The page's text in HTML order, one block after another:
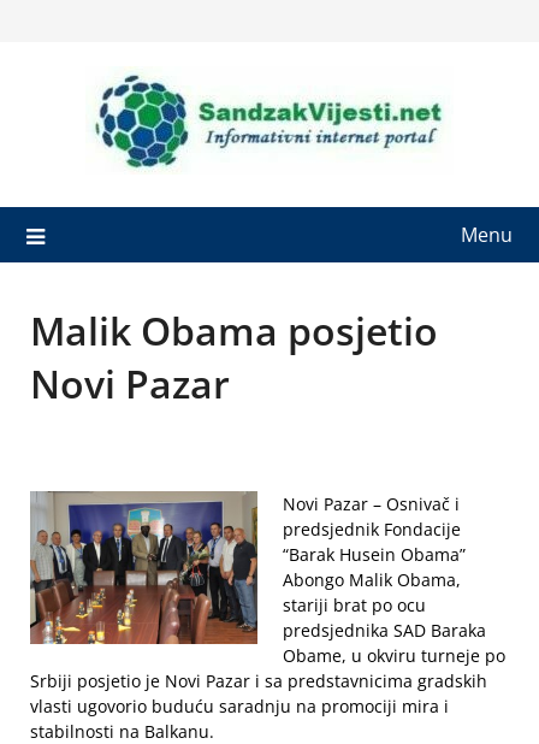
Menu
Malik Obama posjetio
Novi Pazar
Novi Pazar – Osnivač i
predsjednik Fondacije
“Barak Husein Obama”
Abongo Malik Obama,
stariji brat po ocu
predsjednika SAD Baraka
Obame, u okviru turneje po
Srbiji posjetio je Novi Pazar i sa predstavnicima gradskih
vlasti ugovorio buduću saradnju na promociji mira i
stabilnosti na Balkanu.